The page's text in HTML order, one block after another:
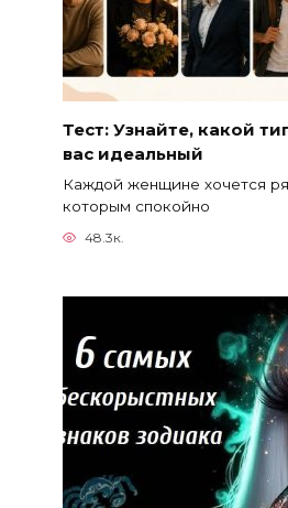
Тест: Узнайте, какой
вас идеальный
Каждой женщине хочется
которым спокойно
48.3к.